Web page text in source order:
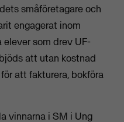
småföretagare och
engagerat inom
som drev UF-
att utan kostnad
att fakturera, bokföra
vinnarna i SM i Ung